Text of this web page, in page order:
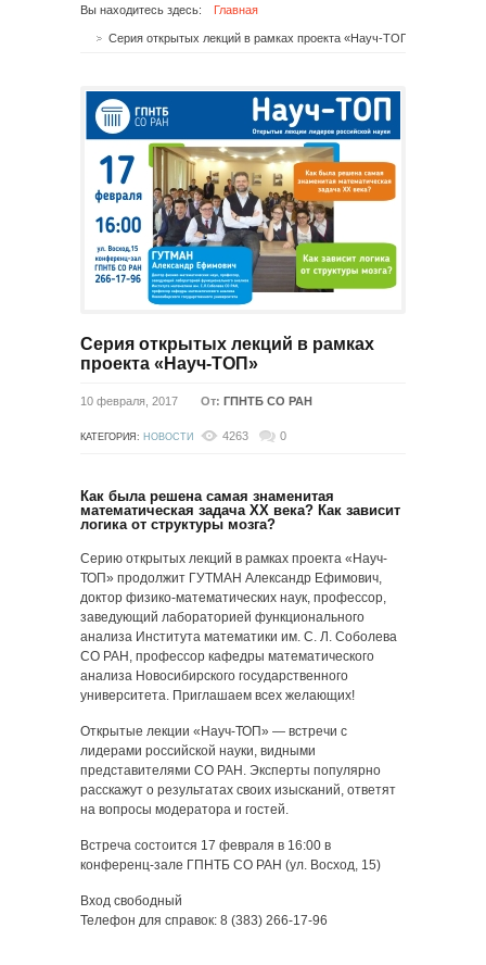
Вы находитесь здесь: Главная
Серия открытых лекций в рамках проекта «Науч-ТОП»
Серия открытых лекций в рамках
проекта «Науч-ТОП»
10 февраля, 2017 От: ГПНТБ СО РАН
КАТЕГОРИЯ: НОВОСТИ 4263 0
Как была решена самая знаменитая
математическая задача XX века? Как зависит
логика от структуры мозга?
Серию открытых лекций в рамках проекта «Науч-
ТОП» продолжит ГУТМАН Александр Ефимович,
доктор физико-математических наук, профессор,
заведующий лабораторией функционального
анализа Института математики им. С. Л. Соболева
СО РАН, профессор кафедры математического
анализа Новосибирского государственного
университета. Приглашаем всех желающих!
Открытые лекции «Науч-ТОП» — встречи с
лидерами российской науки, видными
представителями СО РАН. Эксперты популярно
расскажут о результатах своих изысканий, ответят
на вопросы модератора и гостей.
Встреча состоится 17 февраля в 16:00 в
конференц-зале ГПНТБ СО РАН (ул. Восход, 15)
Вход свободный
Телефон для справок: 8 (383) 266-17-96